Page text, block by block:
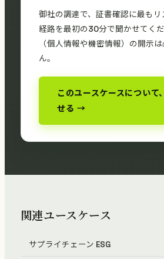
御社の調達で、証書確認に最もリ
経路を最初の30分で聞かせてく
（個人情報や機密情報）の開示
ん。
このユースケースについて
せる →
関連ユースケース
サプライチェーン ESG